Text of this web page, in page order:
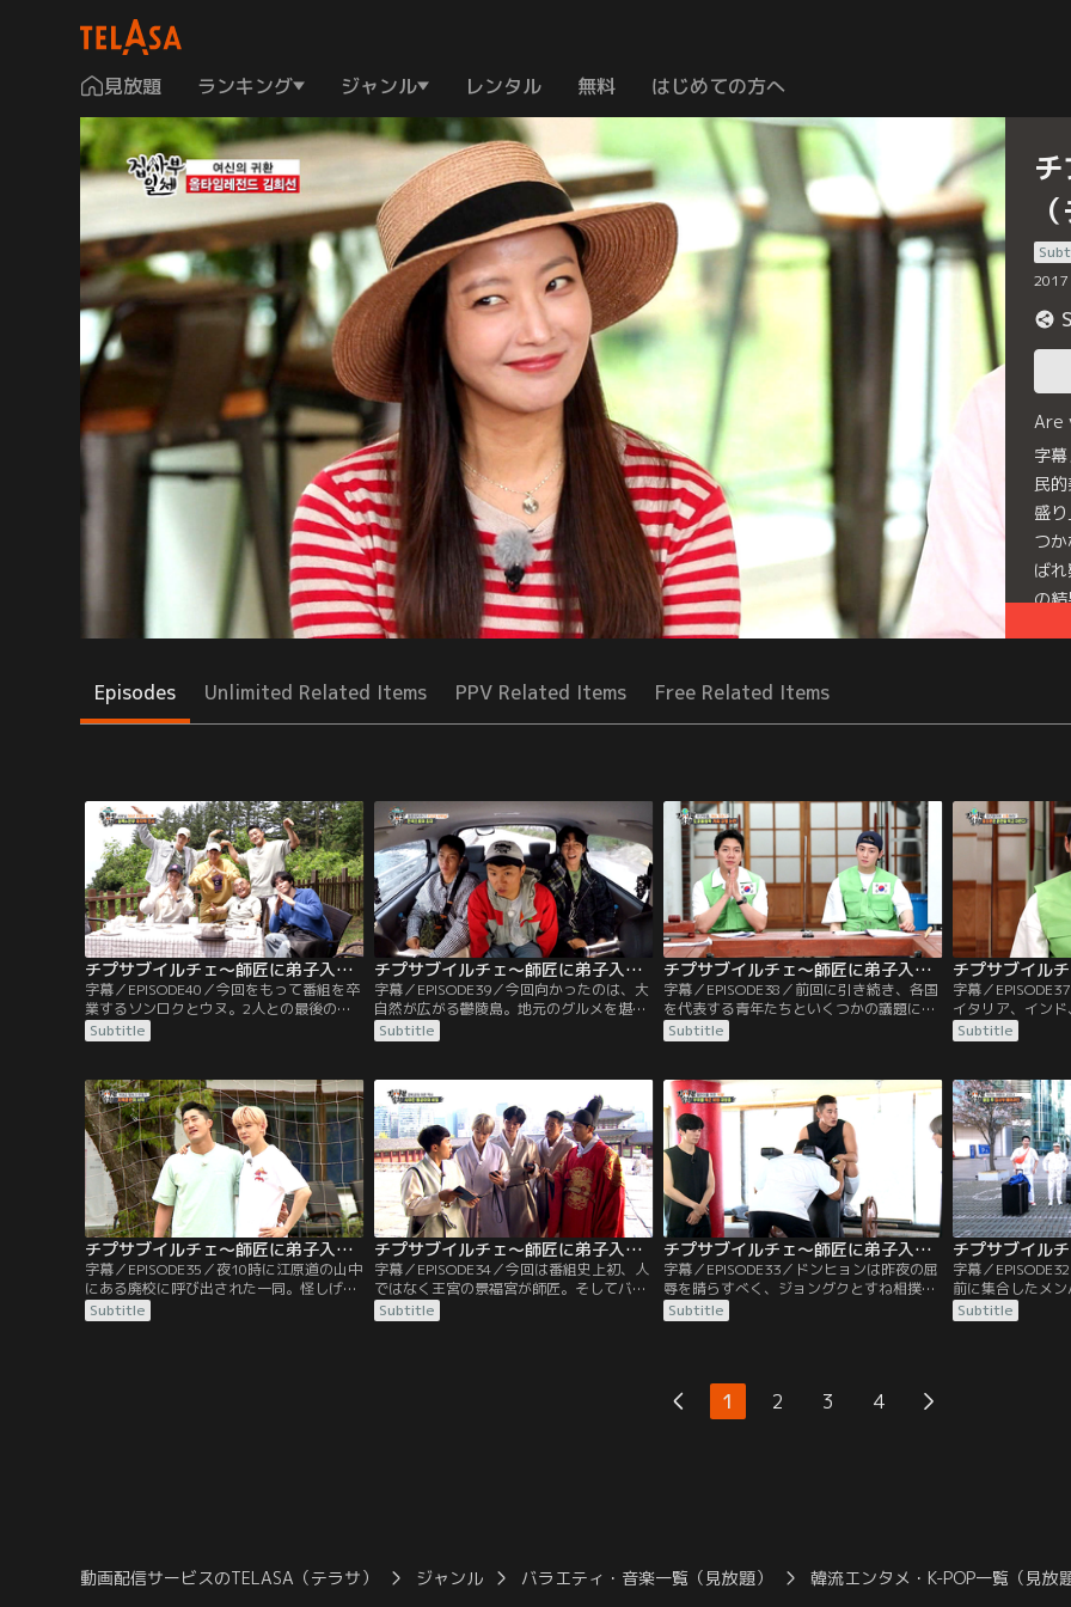
見放題 ランキング ジャンル レンタル 無料 はじめての方へ
2017
Are
字
民
盛
つ
ば
の
Episodes Unlimited Related Items PPV Related Items Free Related Items
チプサブイルチェ～師匠に弟子入り（チャ・ウヌ特集） 第40話（最終話）／字幕
字幕／EPISODE40／今回をもって番組を卒
業するソンロクとウヌ。2人との最後の思
い出を作るべく、メンバーたちは海へ向か
った。寂しさを紛らわせようと写真を撮っ
らお互いについて語り合う。一方、デビュ
ー50周年を迎えたイ・ジャンヒのために友
人たちからビデオメッセージが届く。
Subtitle
チプサブイルチェ～師匠に弟子入り（チャ・ウヌ特集） 第39話／字幕
字幕／EPISODE39／今回向かったのは、大
自然が広がる鬱陵島。地元のグルメを堪能
したメンバーたちは師匠の自宅へ向かう
が、スケールの大きさに驚がくする。師匠
るイ・ジャンヒ。華やかな交友関係や過去
のエピソードを披露する師匠だが、マイペ
ースに進行する師匠にメンバーは振り回さ
れる。
Subtitle
チプサブイルチェ～師匠に弟子入り（チャ・ウヌ特集） 第38話／字幕
字幕／EPISODE38／前回に引き続き、各国
を代表する青年たちといくつかの議題につ
いて討論するメンバーたち。まずコロナ禍
では、お金を貯めるべきか消費すべきかに
の関心が高まっているが株式投資をすべき
かについても討論する。投資で損をしたこ
とがあるドンヒョンは自分の経験談を話し
ながら安易に投資をすべきでないと…。
Subtitle
字幕／
イタリア、イン
ちといくつかの
最初の議題はコ
発されたが収束
える人などがい
られる。
Subtitle
チプサブイルチェ～師匠に弟子入り（チャ・ウヌ特集） 第35話／字幕
字幕／EPISODE35／夜10時に江原道の山中
にある廃校に呼び出された一同。怪しげな
その場所で待っていたのは、元サッカー韓
国代表のアン・ジョンファンだった。彼が
Subtitle
チプサブイルチェ～師匠に弟子入り（チャ・ウヌ特集） 第34話／字幕
字幕／EPISODE34／今回は番組史上初、人
ではなく王宮の景福宮が師匠。そしてバラ
エティー史上初となる景福宮を貸し切りに
して、ふだんは非公開の場所にも潜入す
Subtitle
チプサブイルチェ～師匠に弟子入り（チャ・ウヌ特集） 第33話／字幕
字幕／EPISODE33／ドンヒョンは昨夜の屈
辱を晴らすべく、ジョングクとすね相撲で
再び対決することに。絶対に負けないと自
信満々だったが、あっさり負けてしまう。
と話していると、ソンロクが走りならウヌ
が速いのではと提案する。
Subtitle
字幕／
前に集合したメ
スがテーマ。師
たとのことで、
Subtitle
1 2 3 4
動画配信サービスのTELASA（テラサ） ジャンル バラエティ・音楽一覧（見放題） 韓流エンタメ・K-POP一覧（見放